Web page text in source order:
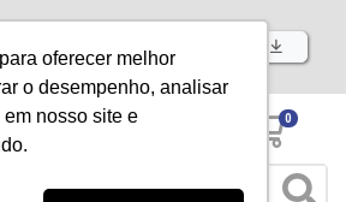
oferecer melhor
o desempenho, analisar
nosso site e
Baixe já nosso APP
0